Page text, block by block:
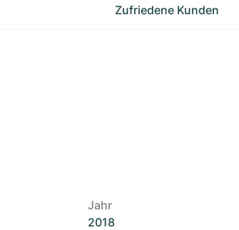
Zufriedene Kunden
Jahr
2018